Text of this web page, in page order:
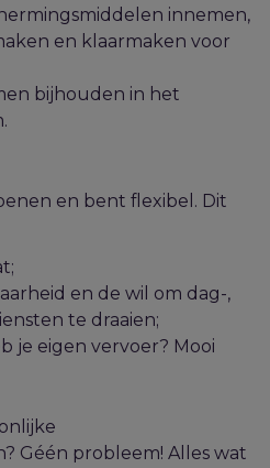
innemen,
en klaarmaken voor
bijhouden in het
en bent flexibel. Dit
;
en d e wil om dag-,
te draaien;
je eigen vervoer? Mooi
Géén probleem! Alles wat